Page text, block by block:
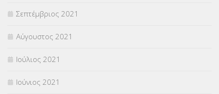
Σεπτέμβριος 2021
Αύγουστος 2021
Ιούλιος 2021
Ιούνιος 2021